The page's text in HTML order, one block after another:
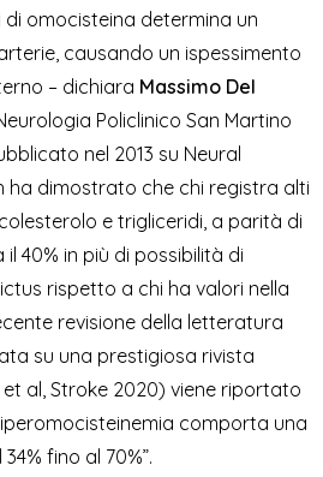
di omocisteina determina un
causando un ispessimento
– dichiara Massimo Del
Policlinico San Martino
nel 2013 su Neural
ha dimostrato che chi registra alti
e trigliceridi, a parità di
40% in più di possibilità di
rispetto a chi ha valori nella
revisione della letteratura
su una prestigiosa rivista
al, Stroke 2020) viene riportato
comporta una
fino al 70%”.